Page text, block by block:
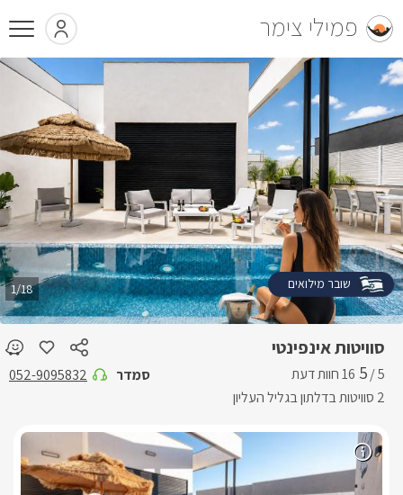
פמילי צימר
סוויטות אינפינטי
5 /
5
2 סוויטות בדלתון בגליל העליון
סמדר 052-9095832
1/18 שובר מילואים